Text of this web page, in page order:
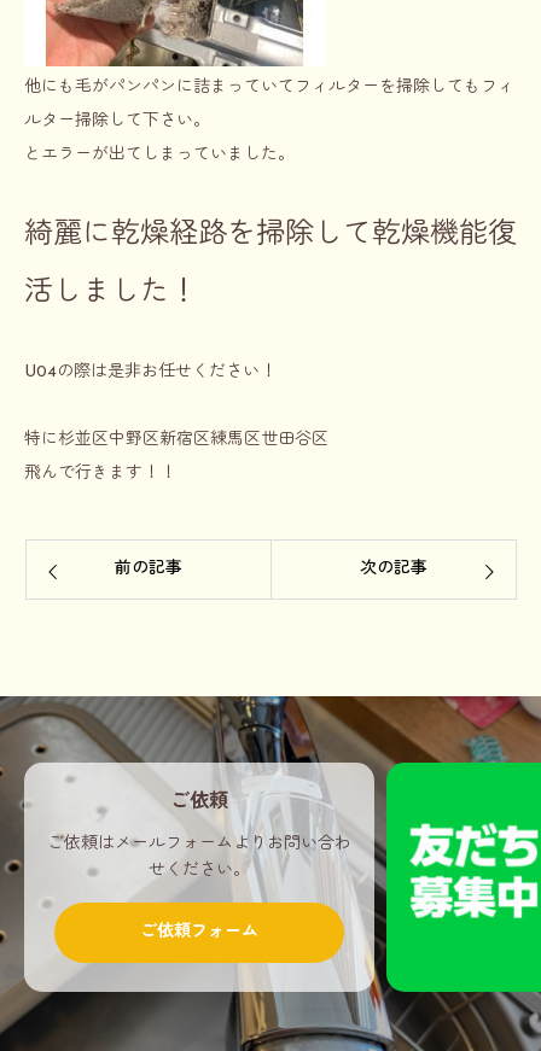
他にも毛がパンパンに詰まっていてフィルターを掃除してもフィ
ルター掃除して下さい。
とエラーが出てしまっていました。
綺麗に乾燥経路を掃除して乾燥機能復
活しました！
U04の際は是非お任せください！
特に杉並区中野区新宿区練馬区世田谷区
飛んで行きます！！
前の記事 次の記事
ご依頼
ご依頼はメールフォームよりお問い合わ
せください。
ご依頼フォーム